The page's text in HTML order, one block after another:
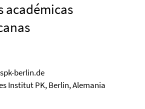
académicas
berlin.de
Institut PK, Berlin, Alemania